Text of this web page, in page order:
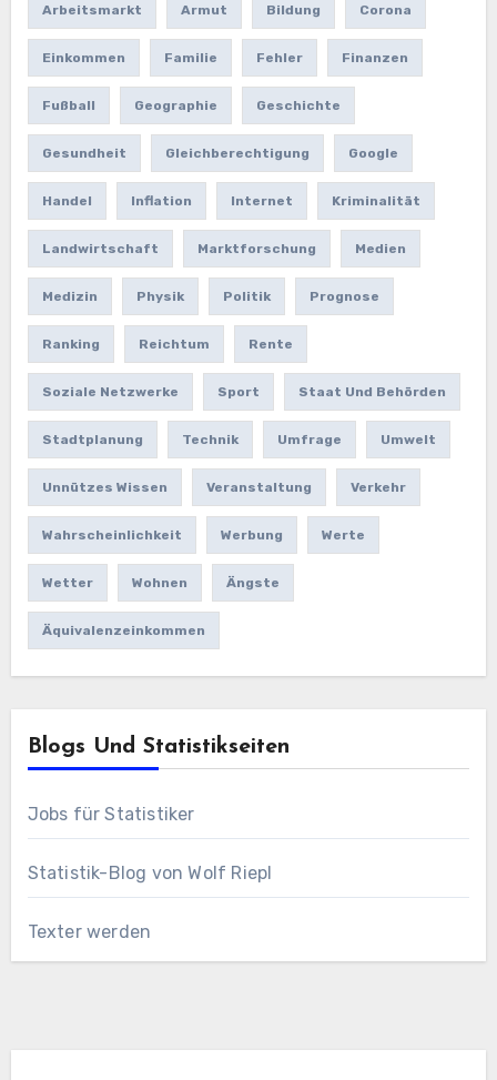
Arbeitsmarkt Armut Bildung Corona
Einkommen Familie Fehler Finanzen
Fußball Geographie Geschichte
Gesundheit Gleichberechtigung Google
Handel Inflation Internet Kriminalität
Landwirtschaft Marktforschung Medien
Medizin Physik Politik Prognose
Ranking Reichtum Rente
Soziale Netzwerke Sport Staat Und Behörden
Stadtplanung Technik Umfrage Umwelt
Unnützes Wissen Veranstaltung Verkehr
Wahrscheinlichkeit Werbung Werte
Wetter Wohnen Ängste
Äquivalenzeinkommen
Blogs Und Statistikseiten
Jobs für Statistiker
Statistik-Blog von Wolf Riepl
Texter werden